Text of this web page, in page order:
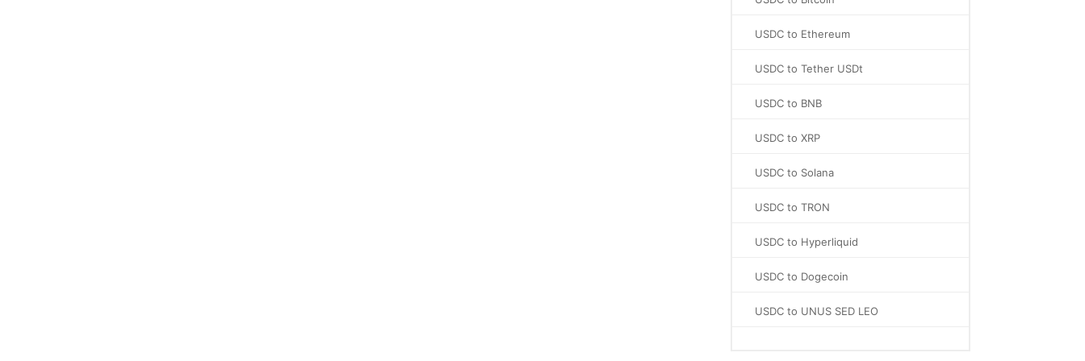
USDC to Ethereum
USDC to Tether USDt
USDC to BNB
USDC to XRP
USDC to Solana
USDC to TRON
USDC to Hyperliquid
USDC to Dogecoin
USDC to UNUS SED LEO